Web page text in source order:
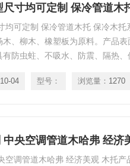
尺寸均可定制 保冷管道木
均可定制 保冷管道木托 保冷木托
、柳木、橡塑板为原料。产品
有防虫蛀、不吸水、防震、隔热
04 型号： 浏览量： 1270
中央空调管道木哈弗 经济
空调管道木哈弗 经济美观 木托产